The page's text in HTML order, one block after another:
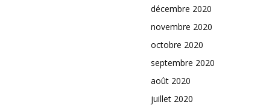
décembre 2020
novembre 2020
octobre 2020
septembre 2020
août 2020
juillet 2020